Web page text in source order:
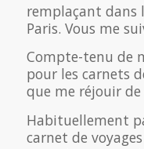
remplaçant dans
Paris. Vous me
Compte-tenu de
pour les carnets
que me réjouir
Habituellement
carnet de